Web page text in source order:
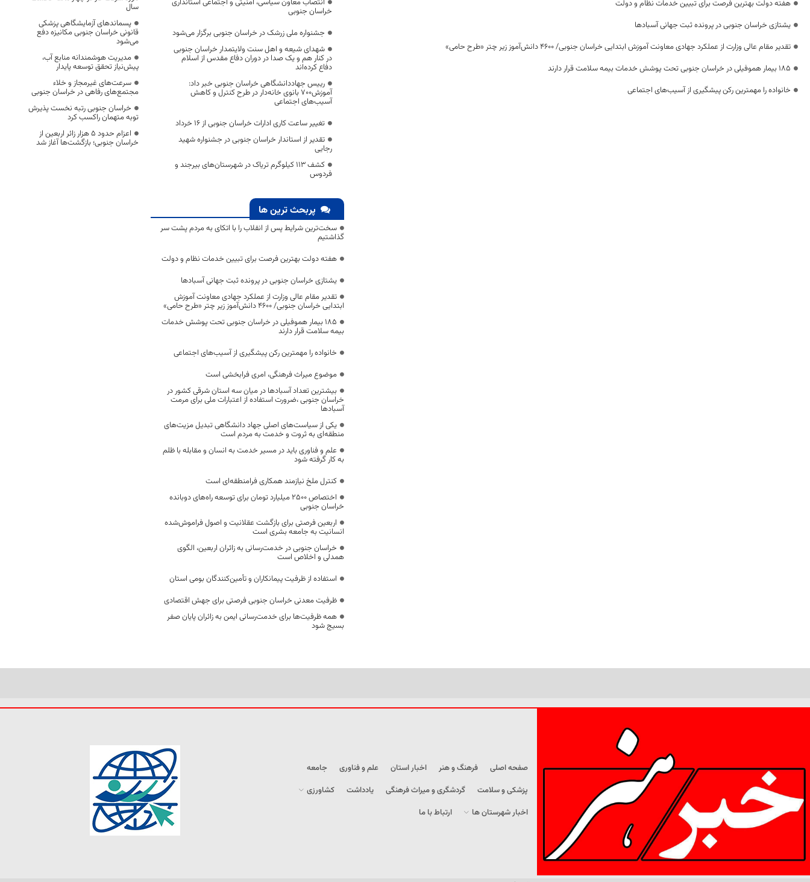
هفته دولت بهترین فرصت برای تبیین خدمات نظام و دولت
یشتازی خراسان جنوبی در پرونده ثبت جهانی آسبادها
تقدیر مقام عالی وزارت از عملکرد جهادی معاونت آموزش ابتدایی خراسان جنوبی/ ۴۶۰۰ دانش‌آموز زیر چتر «طرح حامی»
۱۸۵ بیمار هموفیلی در خراسان جنوبی تحت پوشش خدمات بیمه سلامت قرار دارند
خانواده را مهمترین رکن پیشگیری از آسیب‌های اجتماعی
انتصاب معاون سیاسی، امنیتی و اجتماعی استانداری
خراسان جنوبی
جشنواره ملی زرشک در خراسان جنوبی برگزار می‌شود
شهدای شیعه و اهل سنت ولایتمدار خراسان جنوبی
در کنار هم و یک صدا در دوران دفاع مقدس از اسلام
دفاع کرده‌اند
رییس جهاددانشگاهی خراسان جنوبی خبر داد:
آموزش700 بانوی خانه‌دار در طرح کنترل و کاهش
آسیب‌های اجتماعی
تغییر ساعت کاری ادارات خراسان جنوبی از ۱۶ خرداد
تقدیر از استاندار خراسان جنوبی در جشنواره شهید
رجایی
کشف 113 کیلوگرم تریاک در شهرستان‌های بیرجند و
فردوس
پربحث ترین ها
سخت‌ترین شرایط پس از انقلاب را با اتکای به مردم پشت سر
گذاشتیم
هفته دولت بهترین فرصت برای تبیین خدمات نظام و دولت
یشتازی خراسان جنوبی در پرونده ثبت جهانی آسبادها
تقدیر مقام عالی وزارت از عملکرد جهادی معاونت آموزش
ابتدایی خراسان جنوبی/ ۴۶۰۰ دانش‌آموز زیر چتر «طرح حامی»
۱۸۵ بیمار هموفیلی در خراسان جنوبی تحت پوشش خدمات
بیمه سلامت قرار دارند
خانواده را مهمترین رکن پیشگیری از آسیب‌های اجتماعی
موضوع میراث فرهنگی، امری فرابخشی است
بیشترین تعداد آسبادها در میان سه استان شرقی کشور در
خراسان جنوبی ،ضرورت استفاده از اعتبارات ملی برای مرمت
آسبادها
یکی از سیاست‌های اصلی جهاد دانشگاهی تبدیل مزیت‌های
منطقه‌ای به ثروت و خدمت به مردم است
علم و فناوری باید در مسیر خدمت به انسان و مقابله با ظلم
به کار گرفته شود
کنترل ملخ نیازمند همکاری فرامنطقه‌ای است
اختصاص 2500 میلیارد تومان برای توسعه راه‌های دوبانده
خراسان جنوبی
اربعین فرصتی برای بازگشت عقلانیت و اصول فراموش‌شده
انسانیت به جامعه بشری است
خراسان جنوبی در خدمت‌رسانی به زائران اربعین، الگوی
همدلی و اخلاص است
استفاده از ظرفیت پیمانکاران و تأمین‌کنندگان بومی استان
ظرفیت معدنی خراسان جنوبی فرصتی برای جهش اقتصادی
همه ظرفیت‌ها برای خدمت‌رسانی ایمن به زائران پایان صفر
بسیج شود
سال
پسماندهای آزمایشگاهی پزشکی
قانونی خراسان جنوبی مکانیزه دفع
می‌شود
مدیریت هوشمندانه منابع آب،
پیش‌نیاز تحقق توسعه پایدار
سرعت‌های غیرمجاز و خلاء
مجتمع‌های رفاهی در خراسان جنوبی
خراسان جنوبی رتبه نخست پذیرش
توبه متهمان راکسب کرد
اعزام حدود 5 هزار زائر اربعین از
خراسان جنوبی؛ بازگشت‌ها آغاز شد
صفحه اصلی فرهنگ و هنر اخبار استان علم و فناوری
جامعه
پزشکی و سلامت
گردشگری و میراث فرهنگی یادداشت
کشاورزی
اخبار شهرستان ها
ارتباط با ما